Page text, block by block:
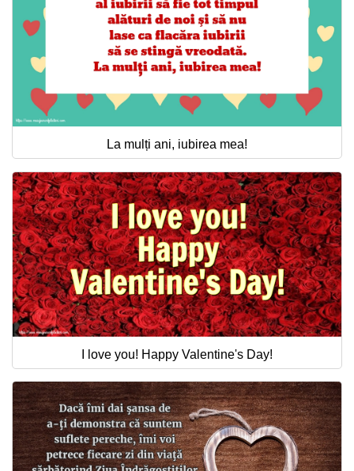
La mulți ani, iubirea mea!
I love you! Happy Valentine's Day!